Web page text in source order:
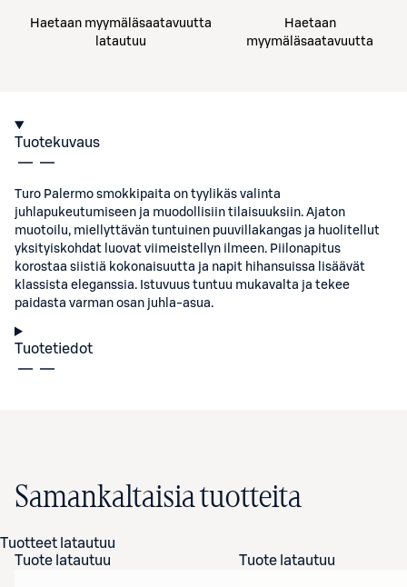
Haetaan myymäläsaatavuutta
latautuu
Haetaan
myymäläsaatavuutta
Tuotekuvaus
Turo Palermo smokkipaita on tyylikäs valinta
juhlapukeutumiseen ja muodollisiin tilaisuuksiin. Ajaton
muotoilu, miellyttävän tuntuinen puuvillakangas ja huolitellut
yksityiskohdat luovat viimeistellyn ilmeen. Piilonapitus
korostaa siistiä kokonaisuutta ja napit hihansuissa lisäävät
klassista eleganssia. Istuvuus tuntuu mukavalta ja tekee
paidasta varman osan juhla-asua.
Tuotetiedot
Samankaltaisia tuotteita
Tuotteet latautuu
Tuote latautuu
Tuote latautuu